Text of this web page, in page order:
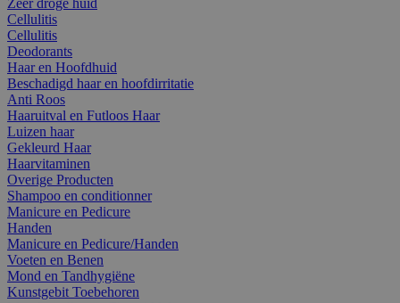
Cellulitis
Cellulitis
Deodorants
Haar en Hoofdhuid
Beschadigd haar en hoofdirritatie
Anti Roos
Haaruitval en Futloos Haar
Luizen haar
Gekleurd Haar
Haarvitaminen
Overige Producten
Shampoo en conditionner
Manicure en Pedicure
Handen
Manicure en Pedicure/Handen
Voeten en Benen
Mond en Tandhygiëne
Kunstgebit Toebehoren